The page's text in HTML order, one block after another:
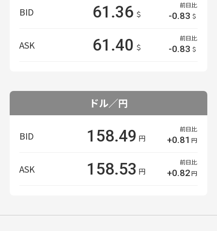
BID 61.36 ＄
前日比
-0.83 ＄
ASK 61.40 ＄
前日比
-0.83 ＄
ドル／円
BID 158.49 円
前日比
+0.81 円
ASK 158.53 円
前日比
+0.82円